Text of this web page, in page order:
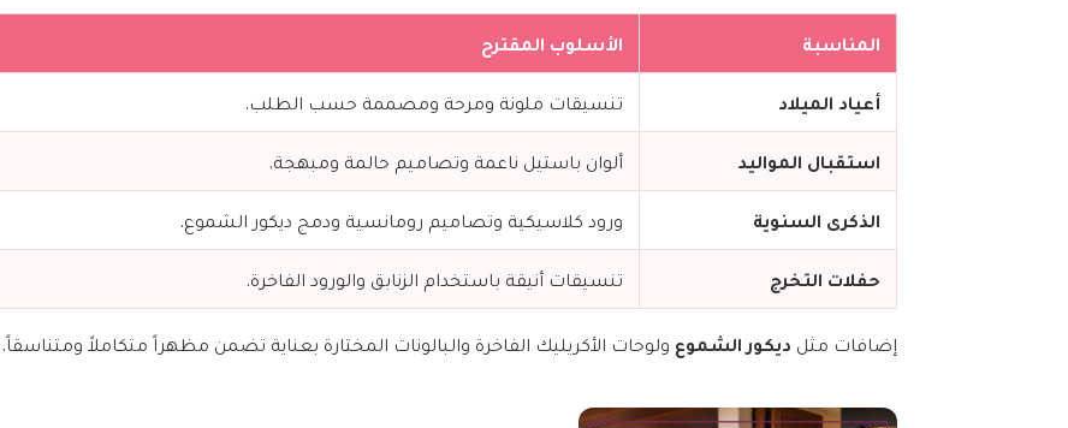
أطيب الأمنيات
المناسبات الخاصة
اليوم العالمي للمرأة
عيد الفطر
يوم تأسيس المملكة
المناسبة الأسلوب المقترح
أعياد الميلاد تنسيقات ملونة ومرحة ومصممة حسب الطلب.
استقبال المواليد ألوان باستيل ناعمة وتصاميم حالمة ومبهجة.
الذكرى السنوية ورود كلاسيكية وتصاميم رومانسية ودمج ديكور الشموع.
حفلات التخرج تنسيقات أنيقة باستخدام الزنابق والورود الفاخرة.
إضافات مثل ديكور الشموع ولوحات الأكريليك الفاخرة والبالونات المختارة بعناية تضمن مظهراً متكاملاً ومتناسقاً.